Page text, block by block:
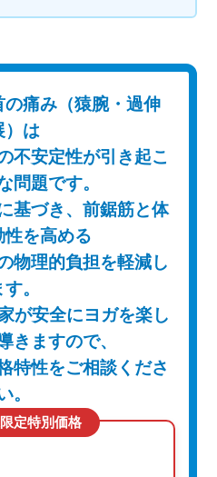
痛み（猿腕・過伸
）は
不安定性が引き起こ
問題です。
基づき、前鋸筋と体
を高める
物理的負担を軽減し
。
が安全にヨガを楽し
きますので、
特性をご相談くださ
。
定特別価格